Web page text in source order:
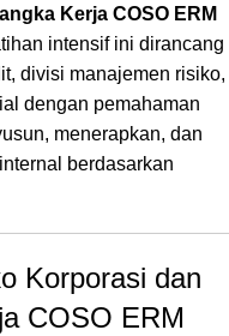
Kerja COSO ERM
intensif ini dirancang
divisi manajemen risiko,
dengan pemahaman
menerapkan, dan
berdasarkan
Korporasi dan
COSO ERM